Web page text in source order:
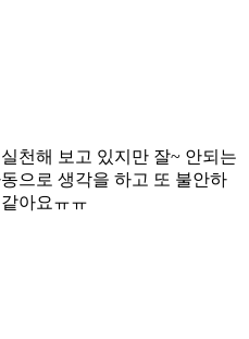
천해 보고 있지만 잘~ 안되는
으로 생각을 하고 또 불안하
아요ㅠㅠ